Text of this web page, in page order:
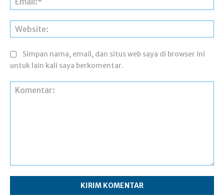
Simpan nama, email, dan situs web saya di browser ini
untuk lain kali saya berkomentar.